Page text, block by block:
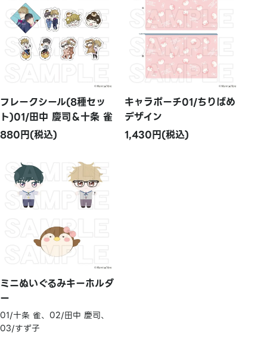
フレークシール(8種セッ
ト)01/田中 慶司＆十条 雀
880円(税込)
キャラポーチ01/ちりばめ
デザイン
1,430円(税込)
ミニぬいぐるみキーホルダ
ー
01/十条 雀、02/田中 慶司、
03/すず子